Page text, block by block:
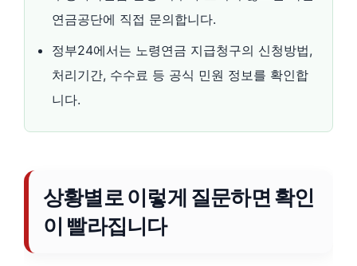
연금공단에 직접 문의합니다.
정부24에서는 노령연금 지급청구의 신청방법,
처리기간, 수수료 등 공식 민원 정보를 확인합
니다.
상황별로 이렇게 질문하면 확인
이 빨라집니다